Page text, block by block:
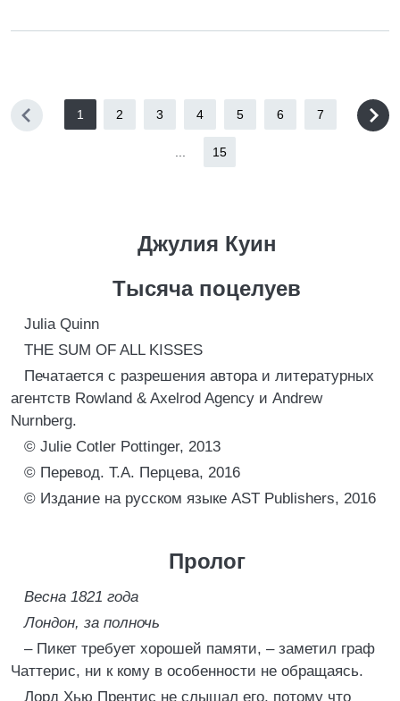
1 2 3 4 5 6 7
15
Джулия Куин
Тысяча поцелуев
Julia Quinn
THE SUM OF ALL KISSES
Печатается с разрешения автора и литературных
агентств Rowland & Axelrod Agency и Andrew
Nurnberg.
© Julie Cotler Pottinger, 2013
© Перевод. Т.А. Перцева, 2016
© Издание на русском языке AST Publishers, 2016
Пролог
Весна 1821 года
Лондон, за полночь
– Пикет требует хорошей памяти, – заметил граф
Чаттерис, ни к кому в особенности не обращаясь.
Лорд Хью Прентис не слышал его, потому что